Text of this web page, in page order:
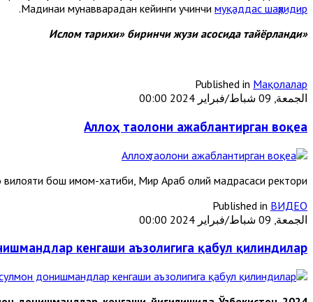
Мадинаи мунавварадан кейинги учинчи муқаддас шаҳридир
.
«Ислом тарихи» биринчи жузи асосида тайёрланди
Published in Мақолалар
الجمعة, 09 شباط/فبراير 2024 00:00
Аллоҳ таолони ажаблантирган воқеа
бош имом-хатиби, Мир Араб олий мадрасаси ректори
Published in ВИДЕО
الجمعة, 09 شباط/فبراير 2024 00:00
кенгаши аъзолигига қабул қилиндилар